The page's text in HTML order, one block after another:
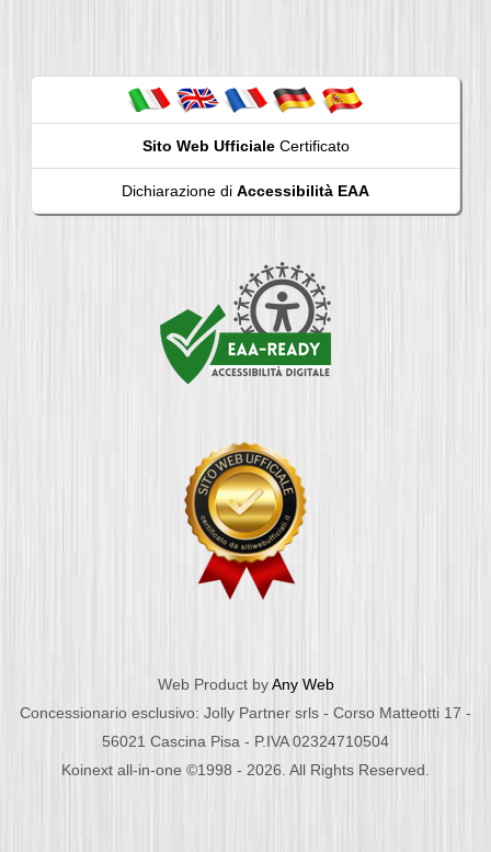
Sito Web UfficialeCertificato
Dichiarazione di Accessibilità EAA
Web Product byAny Web
Concessionario esclusivo: Jolly Partner srls - Corso Matteotti 17 -
56021 Cascina Pisa - P.IVA 02324710504
Koinext all-in-one ©1998 - 2026. All Rights Reserved.